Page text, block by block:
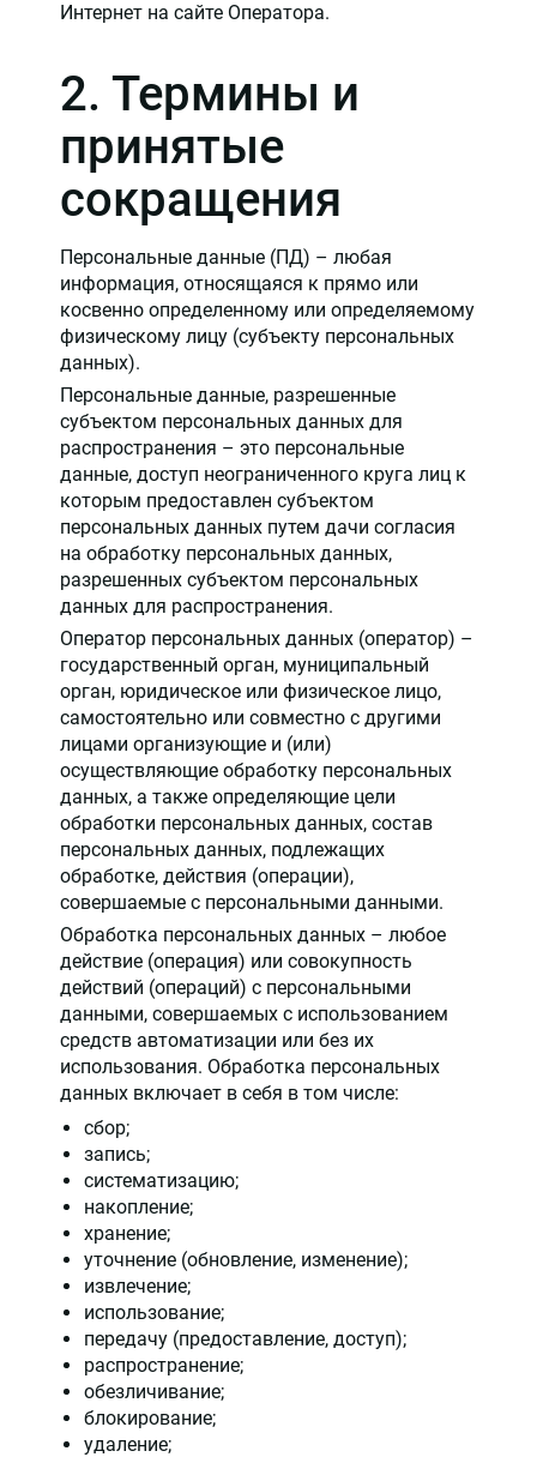
Интернет на сайте Оператора.
2. Термины и
принятые
сокращения
Персональные данные (ПД) – любая
информация, относящаяся к прямо или
косвенно определенному или определяемому
физическому лицу (субъекту персональных
данных).
Персональные данные, разрешенные
субъектом персональных данных для
распространения – это персональные
данные, доступ неограниченного круга лиц к
которым предоставлен субъектом
персональных данных путем дачи согласия
на обработку персональных данных,
разрешенных субъектом персональных
данных для распространения.
Оператор персональных данных (оператор) –
государственный орган, муниципальный
орган, юридическое или физическое лицо,
самостоятельно или совместно с другими
лицами организующие и (или)
осуществляющие обработку персональных
данных, а также определяющие цели
обработки персональных данных, состав
персональных данных, подлежащих
обработке, действия (операции),
совершаемые с персональными данными.
Обработка персональных данных – любое
действие (операция) или совокупность
действий (операций) с персональными
данными, совершаемых с использованием
средств автоматизации или без их
использования. Обработка персональных
данных включает в себя в том числе:
сбор;
запись;
систематизацию;
накопление;
хранение;
уточнение (обновление, изменение);
извлечение;
использование;
передачу (предоставление, доступ);
распространение;
обезличивание;
блокирование;
удаление;